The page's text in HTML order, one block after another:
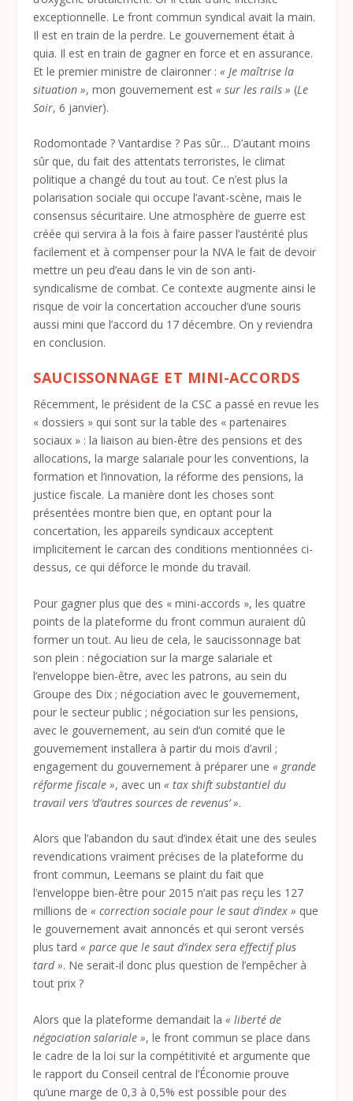
exceptionnelle. Le front commun syndical avait la main.
Il est en train de la perdre. Le gouvernement était à
quia. Il est en train de gagner en force et en assurance.
Et le premier ministre de claironner :« Je maîtrise la
situation », mon gouvernement est« sur les rails » (Le
Soir, 6 janvier).
Rodomontade ? Vantardise ? Pas sûr… D’autant moins
sûr que, du fait des attentats terroristes, le climat
politique a changé du tout au tout. Ce n’est plus la
polarisation sociale qui occupe l’avant-scène, mais le
consensus sécuritaire. Une atmosphère de guerre est
créée qui servira à la fois à faire passer l’austérité plus
facilement et à compenser pour la NVA le fait de devoir
mettre un peu d’eau dans le vin de son anti-
syndicalisme de combat. Ce contexte augmente ainsi le
risque de voir la concertation accoucher d’une souris
aussi mini que l’accord du 17 décembre. On y reviendra
en conclusion.
SAUCISSONNAGE ET MINI-ACCORDS
Récemment, le président de la CSC a passé en revue les
« dossiers » qui sont sur la table des « partenaires
sociaux » : la liaison au bien-être des pensions et des
allocations, la marge salariale pour les conventions, la
formation et l’innovation, la réforme des pensions, la
justice fiscale. La manière dont les choses sont
présentées montre bien que, en optant pour la
concertation, les appareils syndicaux acceptent
implicitement le carcan des conditions mentionnées ci-
dessus, ce qui déforce le monde du travail.
Pour gagner plus que des « mini-accords », les quatre
points de la plateforme du front commun auraient dû
former un tout. Au lieu de cela, le saucissonnage bat
son plein : négociation sur la marge salariale et
l’enveloppe bien-être, avec les patrons, au sein du
Groupe des Dix ; négociation avec le gouvernement,
pour le secteur public ; négociation sur les pensions,
avec le gouvernement, au sein d’un comité que le
gouvernement installera à partir du mois d’avril ;
engagement du gouvernement à préparer une« grande
réforme fiscale », avec un« tax shift substantiel du
travail vers ‘d’autres sources de revenus’ ».
Alors que l’abandon du saut d’index était une des seules
revendications vraiment précises de la plateforme du
front commun, Leemans se plaint du fait que
l’enveloppe bien-être pour 2015 n’ait pas reçu les 127
millions de« correction sociale pour le saut d’index » que
le gouvernement avait annoncés et qui seront versés
plus tard« parce que le saut d’index sera effectif plus
tard ». Ne serait-il donc plus question de l’empêcher à
tout prix ?
Alors que la plateforme demandait la« liberté de
négociation salariale », le front commun se place dans
le cadre de la loi sur la compétitivité et argumente que
le rapport du Conseil central de l’Économie prouve
qu’une marge de 0,3 à 0,5% est possible pour des